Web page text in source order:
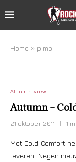
Home » pimp
Album review
Autumn –
21 oktober 2011 1
Met Cold Comfort
leveren. Negen